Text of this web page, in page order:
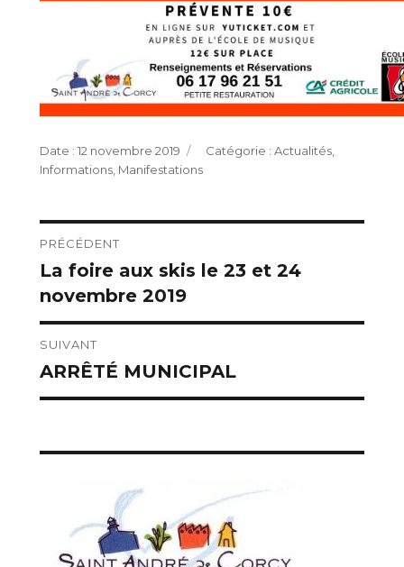
Publié
le
12 novembre 2019 Catégories
Actualités,
Informations, Manifestations
Navigation
de
l’article
PRÉCÉDENT
Publication
précédente :
La foire aux skis le 23 et 24
novembre 2019
SUIVANT
Publication
suivante :
ARRÊTÉ MUNICIPAL